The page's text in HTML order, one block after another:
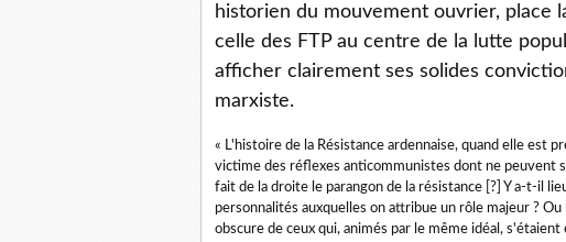
historien du mouvement ouvrier, place
celle des FTP au centre de la lutte
afficher clairement ses solides
marxiste.
« L'histoire de la Résistance ardennaise, quand elle est
victime des réflexes anticommunistes dont ne peuvent
fait de la droite le parangon de la résistance [?] Y a-t-il
personnalités auxquelles on attribue un rôle majeur ?
obscure de ceux qui, animés par le même idéal,